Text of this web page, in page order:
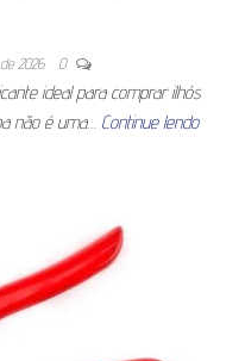
2026 0
ideal para comprar ilhós
não é uma… Continue lendo